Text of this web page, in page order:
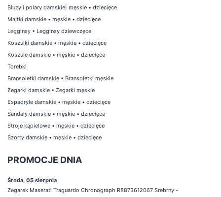
Bluzy i polary damskie męskie • dziecięce
Majtki damskie • męskie • dziecięce
Legginsy • Legginsy dziewczęce
Koszulki damskie • męskie • dziecięce
Koszule damskie • męskie • dziecięce
Torebki
Bransoletki damskie • Bransoletki męskie
Zegarki damskie • Zegarki męskie
Espadryle damskie • męskie • dziecięce
Sandały damskie • męskie • dziecięce
Stroje kąpielowe • męskie • dziecięce
Szorty damskie • męskie • dziecięce
PROMOCJE DNIA
Środa, 05 sierpnia
Zegarek Maserati Traguardo Chronograph R8873612067 Srebrny -